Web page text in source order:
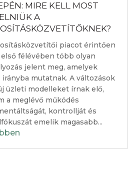
MIRE KELL MOST
A
piacot érintően
első félévében több olyan
jelent meg, amelyek
irányba mutatnak. A változások
üzleti modelleket írnak elő,
a meglévő működés
kontrollját és
emelik magasabb...